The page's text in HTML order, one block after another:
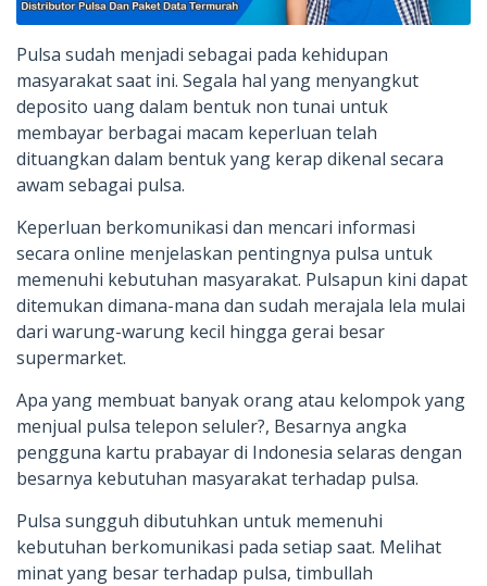
Pulsa sudah menjadi sebagai pada kehidupan
masyarakat saat ini. Segala hal yang menyangkut
deposito uang dalam bentuk non tunai untuk
membayar berbagai macam keperluan telah
dituangkan dalam bentuk yang kerap dikenal secara
awam sebagai pulsa.
Keperluan berkomunikasi dan mencari informasi
secara online menjelaskan pentingnya pulsa untuk
memenuhi kebutuhan masyarakat. Pulsapun kini dapat
ditemukan dimana-mana dan sudah merajala lela mulai
dari warung-warung kecil hingga gerai besar
supermarket.
Apa yang membuat banyak orang atau kelompok yang
menjual pulsa telepon seluler?, Besarnya angka
pengguna kartu prabayar di Indonesia selaras dengan
besarnya kebutuhan masyarakat terhadap pulsa.
Pulsa sungguh dibutuhkan untuk memenuhi
kebutuhan berkomunikasi pada setiap saat. Melihat
minat yang besar terhadap pulsa, timbullah